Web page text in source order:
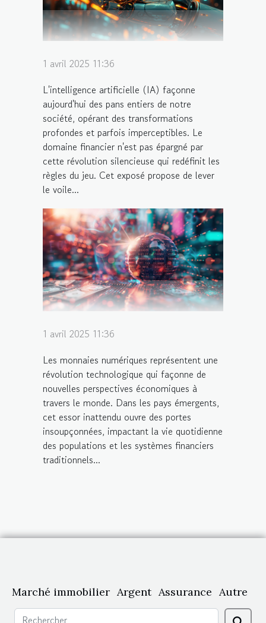
1 avril 2025 11:36
L'intelligence artificielle (IA) façonne
aujourd'hui des pans entiers de notre
société, opérant des transformations
profondes et parfois imperceptibles. Le
domaine financier n'est pas épargné par
cette révolution silencieuse qui redéfinit les
règles du jeu. Cet exposé propose de lever
le voile...
1 avril 2025 11:36
Les monnaies numériques représentent une
révolution technologique qui façonne de
nouvelles perspectives économiques à
travers le monde. Dans les pays émergents,
cet essor inattendu ouvre des portes
insoupçonnées, impactant la vie quotidienne
des populations et les systèmes financiers
traditionnels...
Marché immobilier Argent Assurance Autre